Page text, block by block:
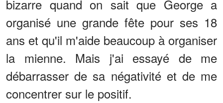
bizarre quand on sait que George a
organisé une grande fête pour ses 18
ans et qu'il m'aide beaucoup à organiser
la mienne. Mais j'ai essayé de me
débarrasser de sa négativité et de me
concentrer sur le positif.